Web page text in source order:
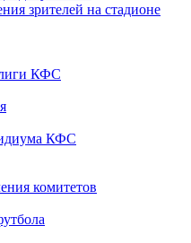
зрителей на стадионе
КФС
КФС
комитетов